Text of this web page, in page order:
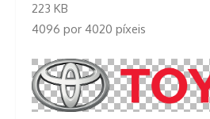
223 KB
4096 por 4020 píxeis